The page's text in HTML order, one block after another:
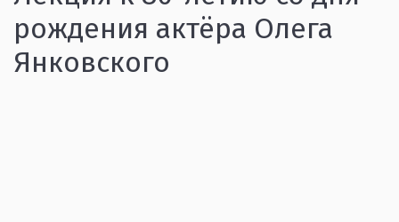
рождения актёра Олега
Янковского